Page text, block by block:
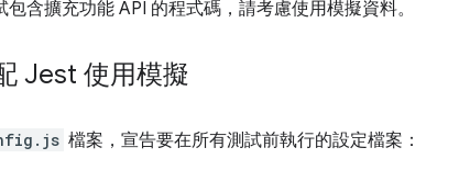
含擴充功能 API 的程式碼，請考慮使用模擬資料。
Jest 使用模擬
檔案，宣告要在所有測試前執行的設定檔案：